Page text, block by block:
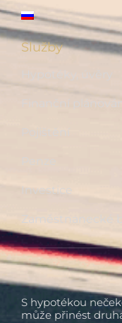
Služby
Hypotéky, úvěry
Finanční
Investice
Zaměstnanecké
S hypotékou
může přinést